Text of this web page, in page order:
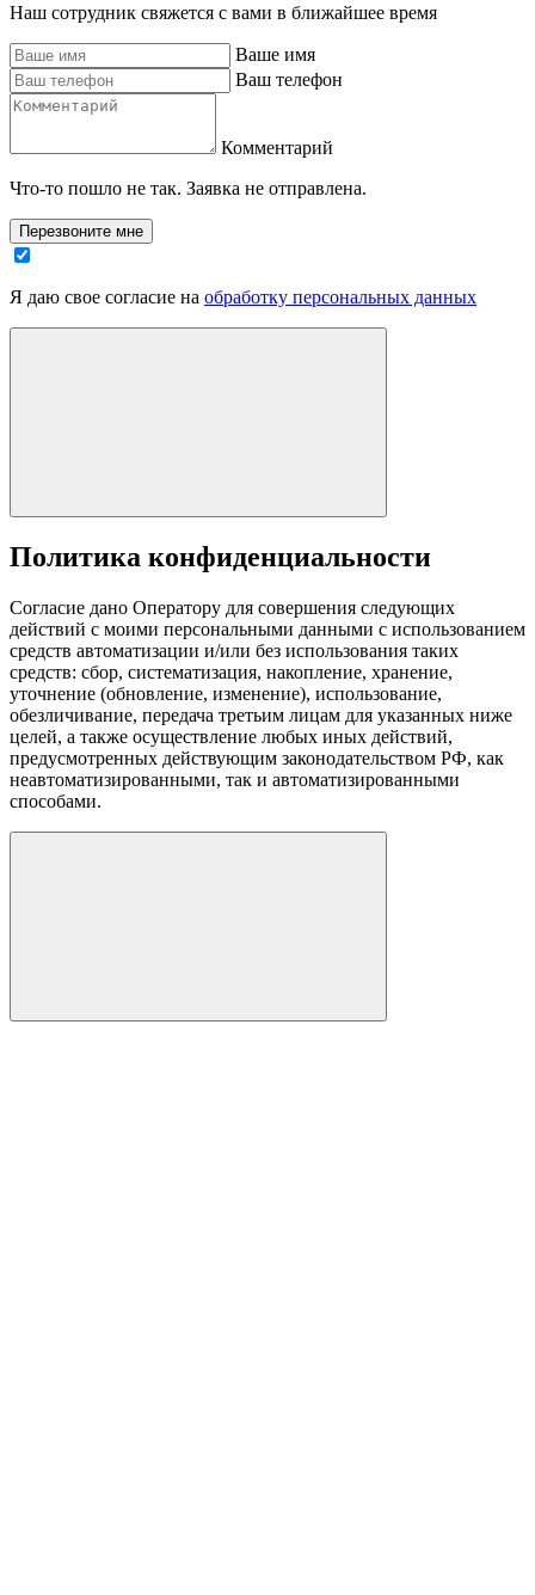
Наш сотрудник свяжется с вами в ближайшее время
Ваше имя
Ваш телефон
Комментарий
Что-то пошло не так. Заявка не отправлена.
Перезвоните мне
Я даю свое согласие на обработку персональных данных
Политика конфиденциальности
Согласие дано Оператору для совершения следующих
действий с моими персональными данными с использованием
средств автоматизации и/или без использования таких
средств: сбор, систематизация, накопление, хранение,
уточнение (обновление, изменение), использование,
обезличивание, передача третьим лицам для указанных ниже
целей, а также осуществление любых иных действий,
предусмотренных действующим законодательством РФ, как
неавтоматизированными, так и автоматизированными
способами.